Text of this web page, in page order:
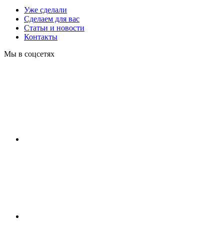
Уже сделали
Сделаем для вас
Статьи и новости
Контакты
Мы в соцсетях